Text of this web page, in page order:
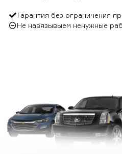
Гарантия без ограничения
Не навязывыем ненужные